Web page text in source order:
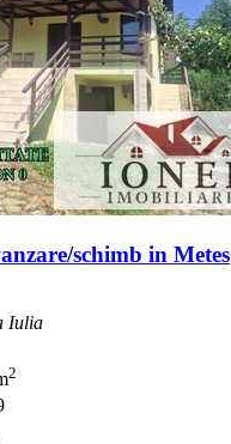
schimb in Metes
Iulia
2